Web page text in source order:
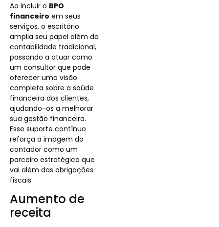
Ao incluir o BPO
financeiro em seus
serviços, o escritório
amplia seu papel além da
contabilidade tradicional,
passando a atuar como
um consultor que pode
oferecer uma visão
completa sobre a saúde
financeira dos clientes,
ajudando-os a melhorar
sua gestão financeira.
Esse suporte contínuo
reforça a imagem do
contador como um
parceiro estratégico que
vai além das obrigações
fiscais.
Aumento de
receita